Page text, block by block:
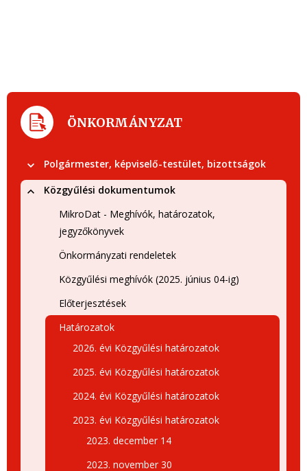
ÖNKORMÁNYZAT
Polgármester, képviselő-testület, bizottságok
Közgyűlési dokumentumok
MikroDat - Meghívók, határozatok,
jegyzőkönyvek
Önkormányzati rendeletek
Közgyűlési meghívók (2025. június 04-ig)
Előterjesztések
Határozatok
2026. évi Közgyűlési határozatok
2025. évi Közgyűlési határozatok
2024. évi Közgyűlési határozatok
2023. évi Közgyűlési határozatok
2023. december 14
2023. november 30